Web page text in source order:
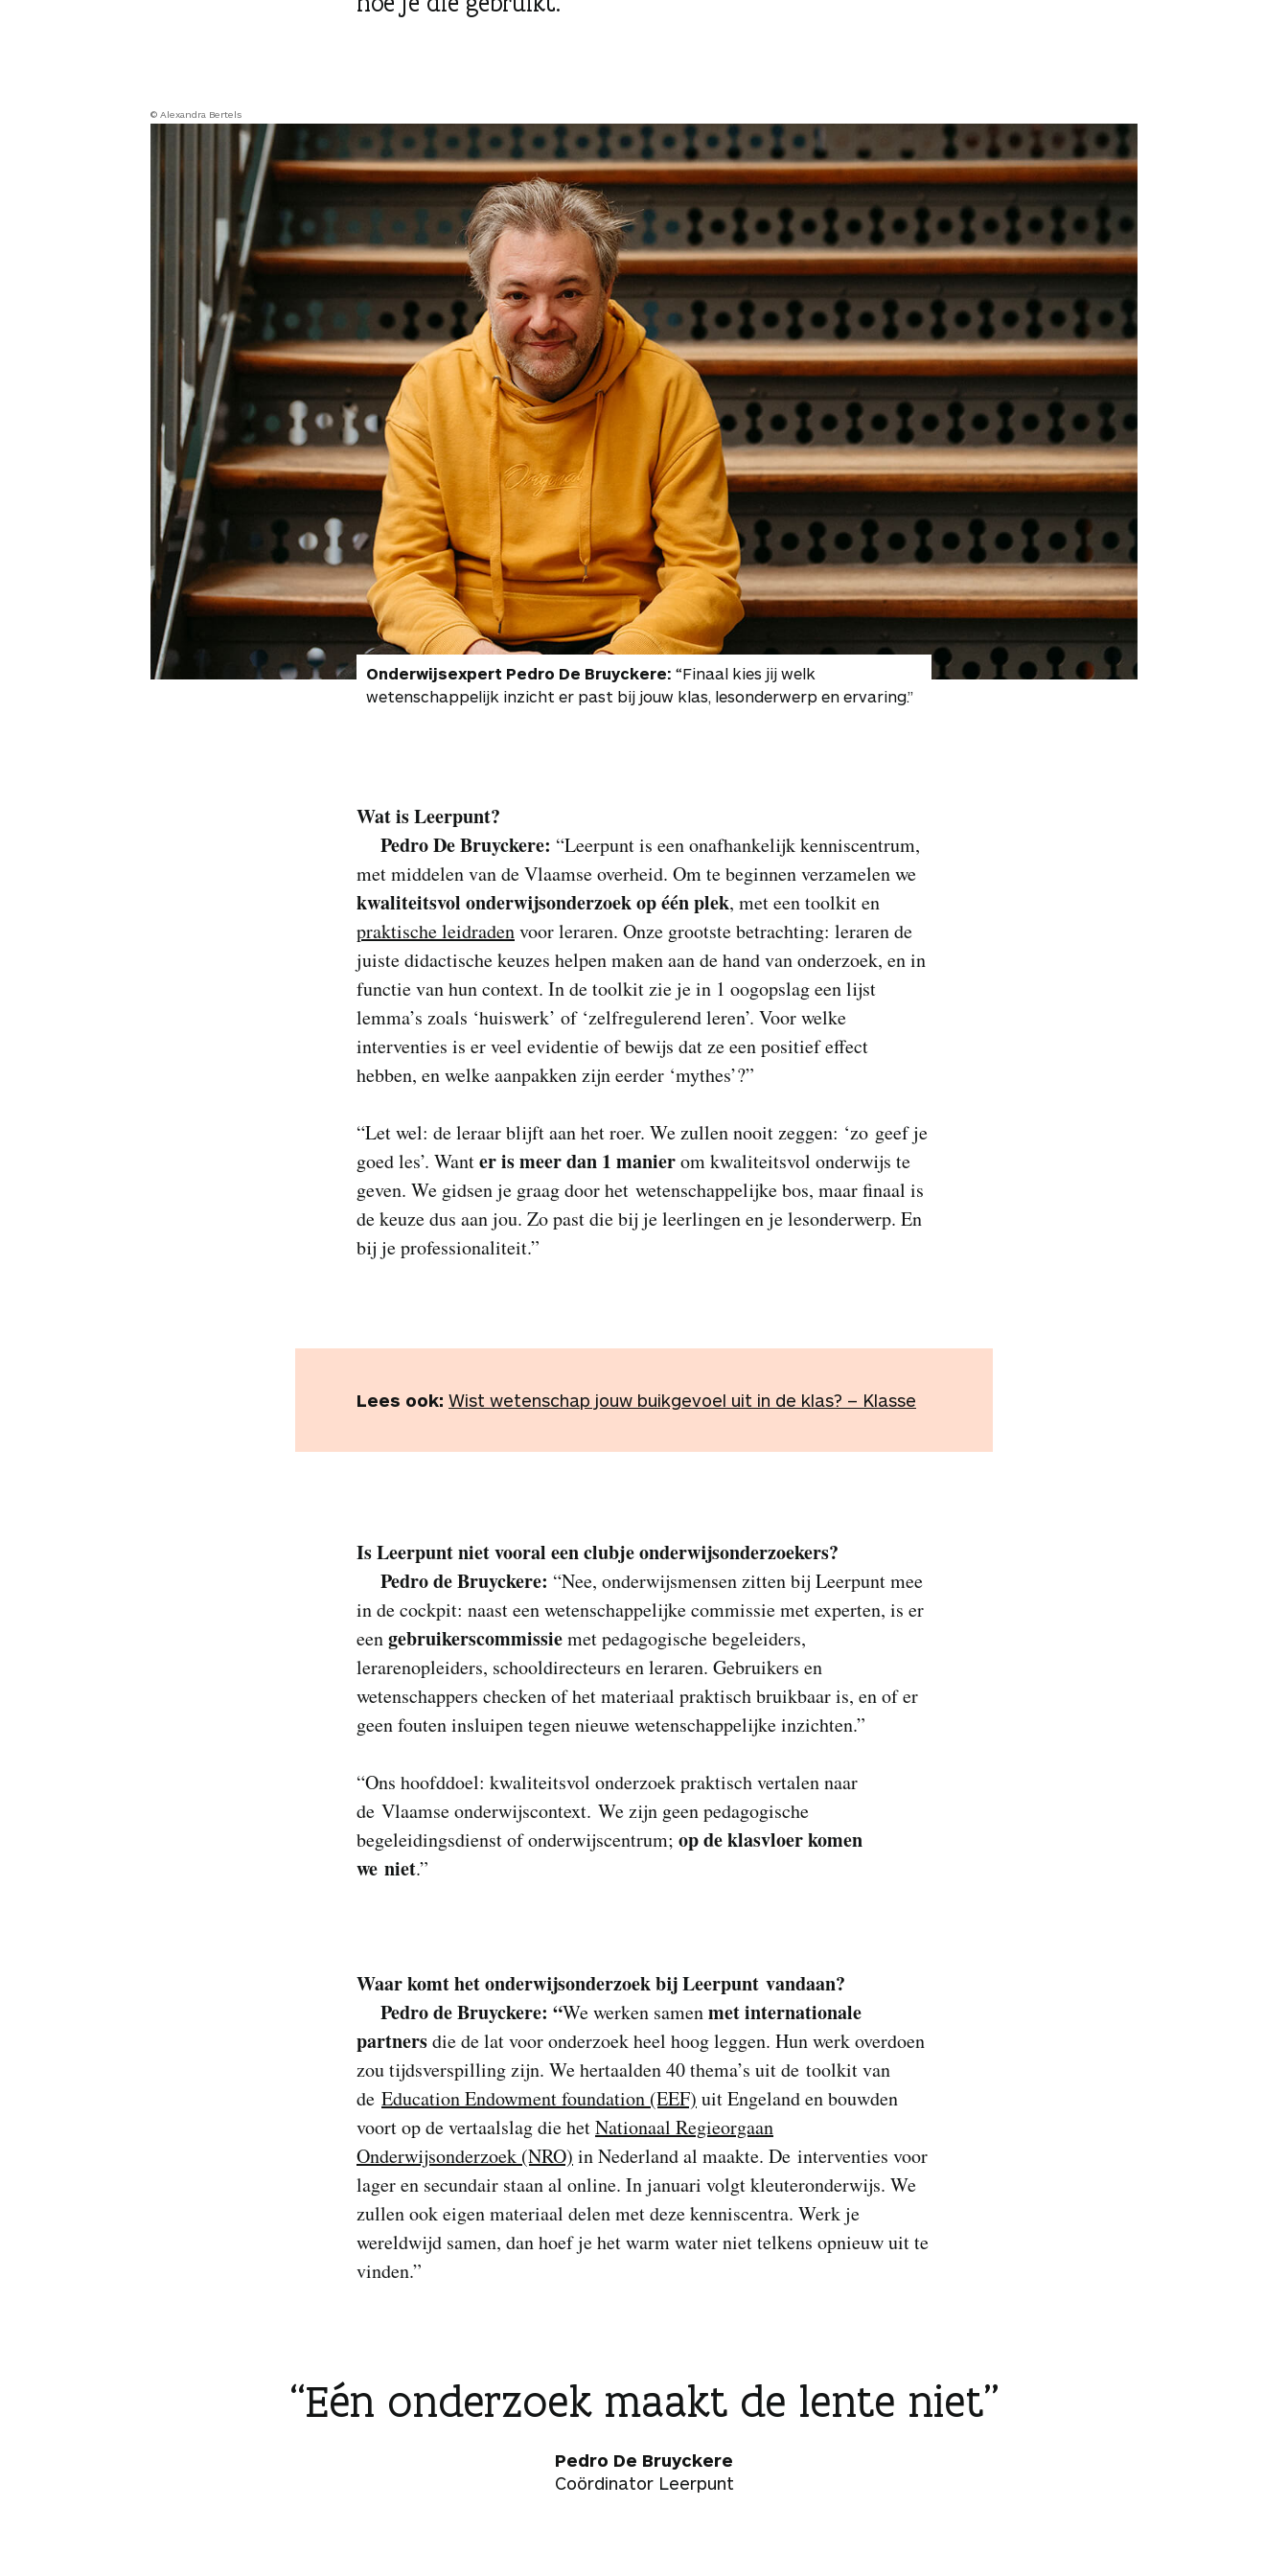
© Alexandra Bertels
Onderwijsexpert Pedro De Bruyckere: “Finaal kies jij welk
wetenschappelijk inzicht er past bij jouw klas, lesonderwerp en ervaring.”
Wat is Leerpunt?
Pedro De Bruyckere: “Leerpunt is een onafhankelijk kenniscentrum,
met middelen van de Vlaamse overheid. Om te beginnen verzamelen we
kwaliteitsvol onderwijsonderzoek op één plek, met een toolkit en
praktische leidradenvoor leraren. Onze grootste betrachting: leraren de
juiste didactische keuzes helpen maken aan de hand van onderzoek, en in
functie van hun context. In de toolkit zie je in 1 oogopslag een lijst
lemma’s zoals ‘huiswerk’ of ‘zelfregulerend leren’. Voor welke
interventies is er veel evidentie of bewijs dat ze een positief effect
hebben, en welke aanpakken zijn eerder ‘mythes’?”
“Let wel: de leraar blijft aan het roer. We zullen nooit zeggen: ‘zo geef je
goed les’. Wanter is meer dan 1 manierom kwaliteitsvol onderwijs te
geven. We gidsen je graag door het wetenschappelijke bos, maar finaal is
de keuze dus aan jou. Zo past die bij je leerlingen en je lesonderwerp. En
bij je professionaliteit.”
Lees ook: Wist wetenschap jouw buikgevoel uit in de klas? – Klasse
Is Leerpunt niet vooral een clubje onderwijsonderzoekers?
Pedro de Bruyckere: “Nee, onderwijsmensen zitten bij Leerpunt mee
in de cockpit: naast een wetenschappelijke commissie met experten, is er
eengebruikerscommissiemet pedagogische begeleiders,
lerarenopleiders, schooldirecteurs en leraren. Gebruikers en
wetenschappers checken of het materiaal praktisch bruikbaar is, en of er
geen fouten insluipen tegen nieuwe wetenschappelijke inzichten.”
“Ons hoofddoel: kwaliteitsvol onderzoek praktisch vertalen naar
de Vlaamse onderwijscontext. We zijn geen pedagogische
begeleidingsdienst of onderwijscentrum; op de klasvloer komen
we niet.”
Waar komt het onderwijsonderzoek bij Leerpunt vandaan?
Pedro de Bruyckere: “We werken samenmet internationale
partnersdie de lat voor onderzoek heel hoog leggen. Hun werk overdoen
zou tijdsverspilling zijn. We hertaalden 40 thema’s uit de toolkit van
de Education Endowment foundation (EEF) uit Engeland en bouwden
voort op de vertaalslag die hetNationaal Regieorgaan
Onderwijsonderzoek (NRO) in Nederland al maakte. De interventies voor
lager en secundair staan al online. In januari volgt kleuteronderwijs. We
zullen ook eigen materiaal delen met deze kenniscentra. Werk je
wereldwijd samen, dan hoef je het warm water niet telkens opnieuw uit te
vinden.”
Eén onderzoek maakt de lente niet
Pedro De Bruyckere
Coördinator Leerpunt